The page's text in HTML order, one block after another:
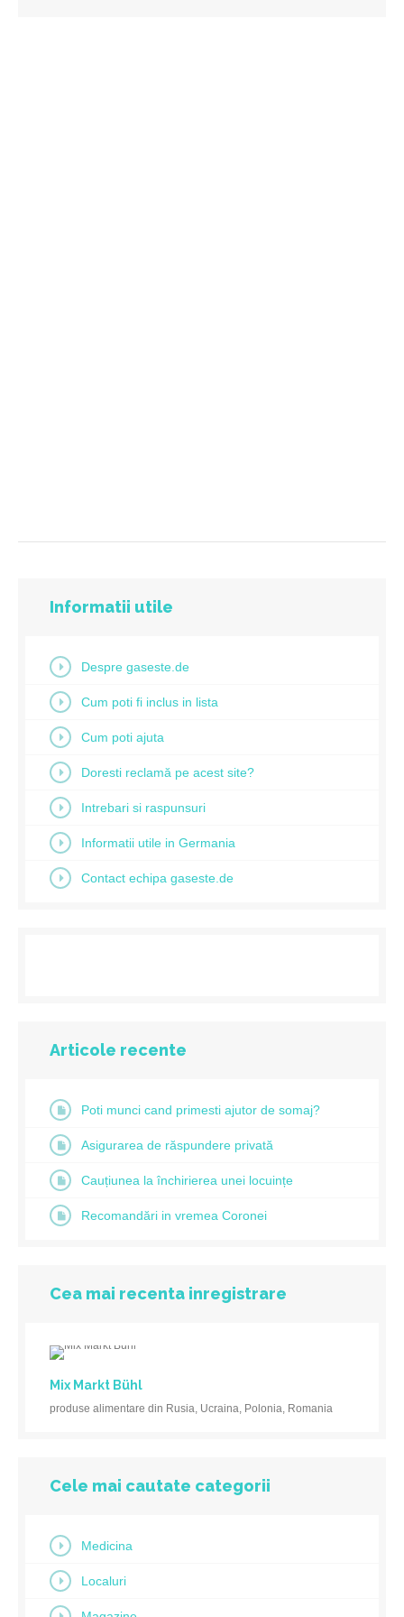
Informatii utile
Despre gaseste.de
Cum poti fi inclus in lista
Cum poti ajuta
Doresti reclamă pe acest site?
Intrebari si raspunsuri
Informatii utile in Germania
Contact echipa gaseste.de
Articole recente
Poti munci cand primesti ajutor de somaj?
Asigurarea de răspundere privată
Cauțiunea la închirierea unei locuințe
Recomandări in vremea Coronei
Cea mai recenta inregistrare
Mix Markt Bühl
produse alimentare din Rusia, Ucraina, Polonia, Romania
Cele mai cautate categorii
Medicina
Localuri